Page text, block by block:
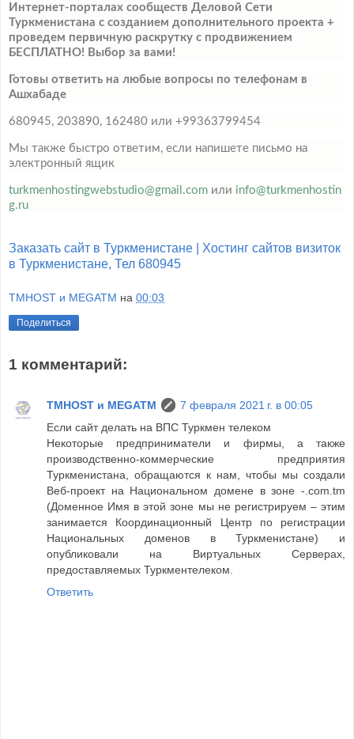
Интернет-порталах сообществ Деловой Сети
Туркменистана с созданием дополнительного проекта +
проведем первичную раскрутку с продвижением
БЕСПЛАТНО! Выбор за вами!
Готовы ответить на любые вопросы по телефонам в
Ашхабаде
680945, 203890, 162480 или +99363799454
Мы также быстро ответим, если напишете письмо на
электронный ящик
turkmenhostingwebstudio@gmail.com или info@turkmenhostin
g.ru
Заказать сайт в Туркменистане | Хостинг сайтов визиток
в Туркменистане, Тел 680945
TMHOST и MEGATM на 00:03
Поделиться
1 комментарий:
TMHOST и MEGATM
7 февраля 2021 г. в 00:05
Если сайт делать на ВПС Туркмен телеком
Некоторые предприниматели и фирмы, а также
производственно-коммерческие предприятия
Туркменистана, обращаются к нам, чтобы мы создали
Веб-проект на Национальном домене в зоне -.com.tm
(Доменное Имя в этой зоне мы не регистрируем – этим
занимается Координационный Центр по регистрации
Национальных доменов в Туркменистане) и
опубликовали на Виртуальных Серверах,
предоставляемых Туркментелеком.
Ответить